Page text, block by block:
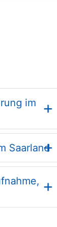
im
Saarland